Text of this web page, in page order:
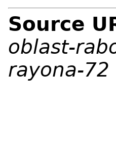
Source
oblast-
rayona-72